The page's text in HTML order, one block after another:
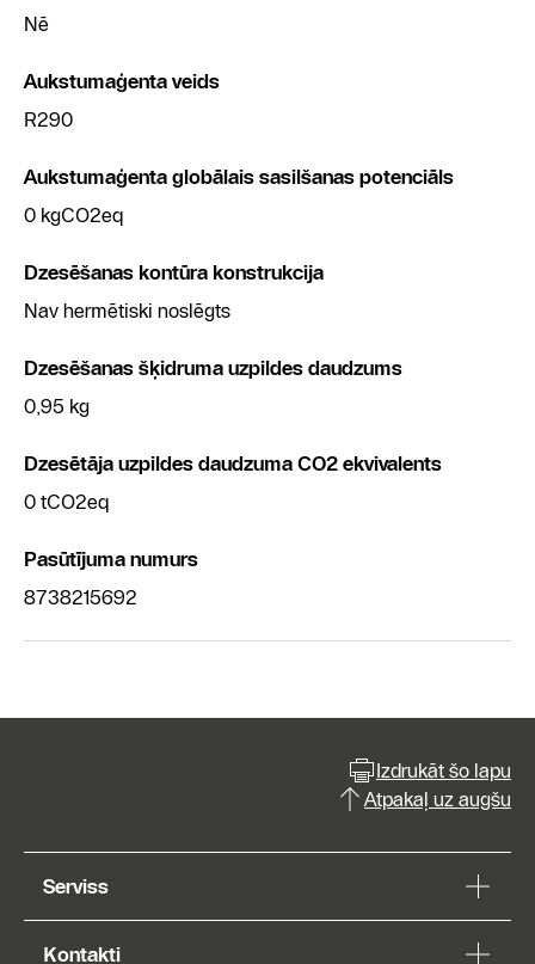
Nē
Aukstumaģenta veids
R290
Aukstumaģenta globālais sasilšanas potenciāls
0 kgCO2eq
Dzesēšanas kontūra konstrukcija
Nav hermētiski noslēgts
Dzesēšanas šķidruma uzpildes daudzums
0,95 kg
Dzesētāja uzpildes daudzuma CO2 ekvivalents
0 tCO2eq
Pasūtījuma numurs
8738215692
Izdrukāt šo lapu
Atpakaļ uz augšu
Serviss
Kontakti